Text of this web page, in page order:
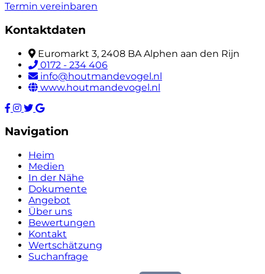
Termin vereinbaren
Kontaktdaten
Euromarkt 3, 2408 BA Alphen aan den Rijn
0172 - 234 406
info@houtmandevogel.nl
www.houtmandevogel.nl
Navigation
Heim
Medien
In der Nähe
Dokumente
Angebot
Über uns
Bewertungen
Kontakt
Wertschätzung
Suchanfrage